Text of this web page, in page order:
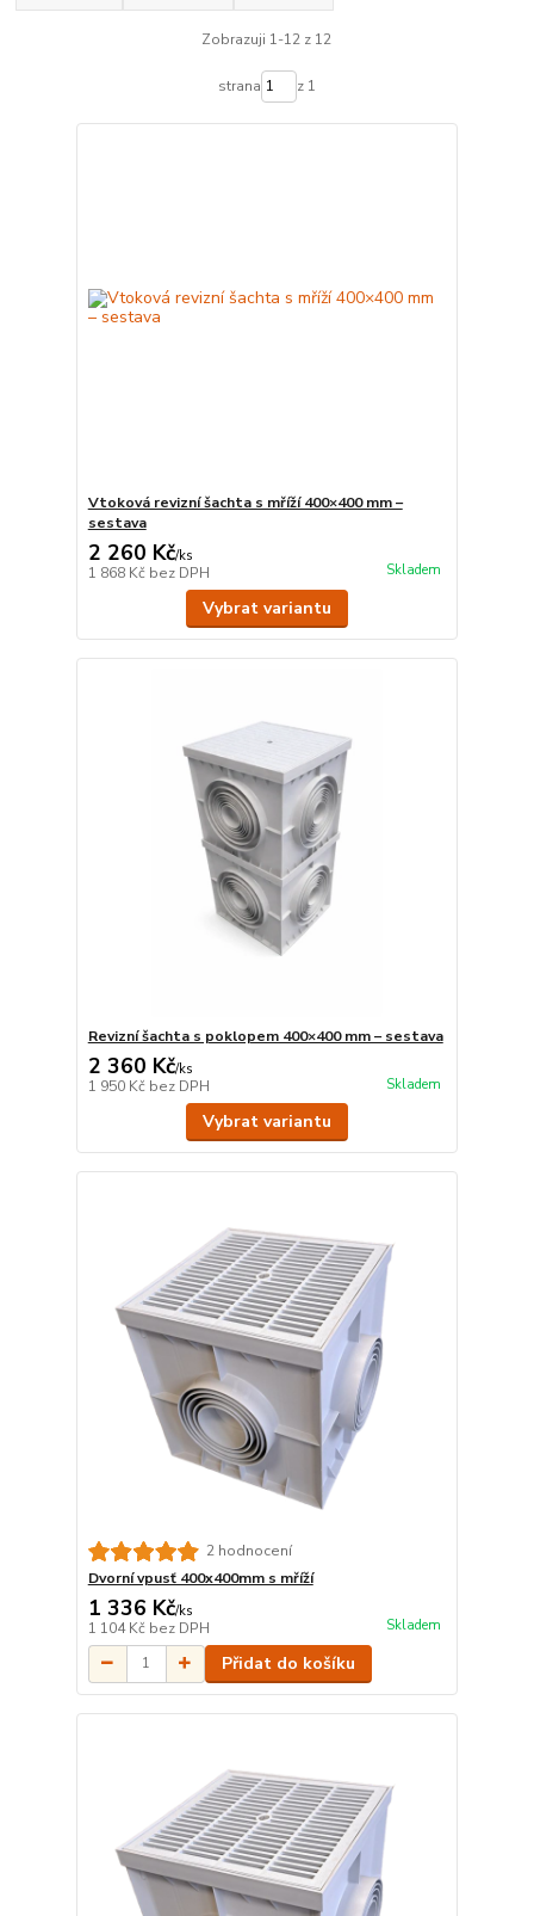
Zobrazuji 1-12 z 12
strana z 1
Vtoková revizní šachta s mříží 400×400 mm –
sestava
2 260 Kč/ks
1 868 Kč bez DPH Skladem
Vybrat variantu
Revizní šachta s poklopem 400×400 mm – sestava
2 360 Kč/ks
1 950 Kč bez DPH Skladem
Vybrat variantu
2 hodnocení
Dvorní vpusť 400x400mm s mříží
1 336 Kč/ks
1 104 Kč bez DPH Skladem
Přidat do košíku